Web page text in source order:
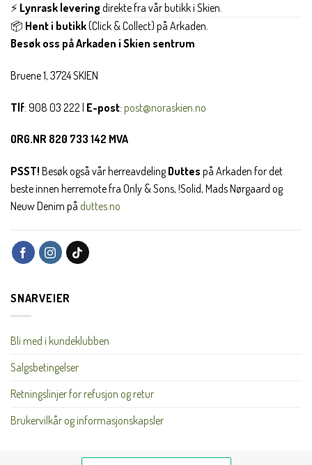
⚡ Lynrask leveringdirekte fra vår butikk i Skien.
📦 Hent i butikk(Click & Collect) på Arkaden.
Besøk oss på Arkaden i Skien sentrum
Bruene 1, 3724 SKIEN
Tlf: 908 03 222 | E-post: post@noraskien.no
ORG.NR 820 733 142 MVA
PSST! Besøk også vår herreavdelingDuttes på Arkaden for det
beste innen herremote fra Only & Sons, !Solid, Mads Nørgaard og
Neuw Denim på duttes.no
SNARVEIER
Bli med i kundeklubben
Salgsbetingelser
Retningslinjer for refusjon og retur
Brukervilkår og informasjonskapsler